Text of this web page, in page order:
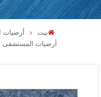
بيت
أرضيات
أرضيات المستشفى